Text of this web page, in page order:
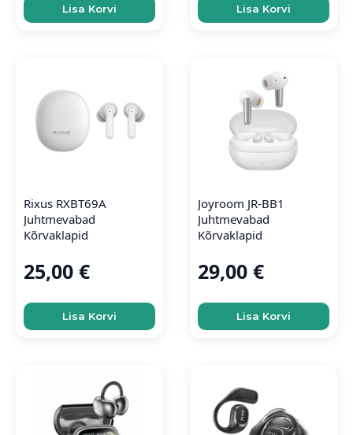
Lisa Korvi Lisa Korvi
Rixus RXBT69A
Juhtmevabad
Kõrvaklapid
25,00 €
Lisa Korvi
Joyroom JR-BB1
Juhtmevabad
Kõrvaklapid
29,00 €
Lisa Korvi